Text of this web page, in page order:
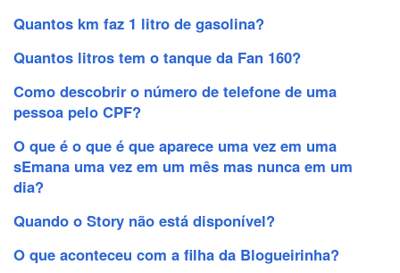
Quantos km faz 1 litro de gasolina?
Quantos litros tem o tanque da Fan 160?
Como descobrir o número de telefone de uma
pessoa pelo CPF?
O que é o que é que aparece uma vez em uma
sEmana uma vez em um mês mas nunca em um
dia?
Quando o Story não está disponível?
O que aconteceu com a filha da Blogueirinha?